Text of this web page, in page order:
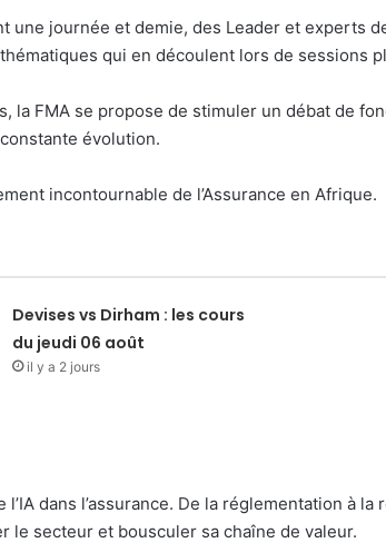
journée et demie, des Leader et experts
qui en découlent lors de sessions
FMA se propose de stimuler un débat de
évolution.
incontournable de l’Assurance en Afrique.
Devises vs Dirham : les cours
du jeudi 06 août
il y a 2 jours
dans l’assurance. De la réglementation à la
le secteur et bousculer sa chaîne de valeur.